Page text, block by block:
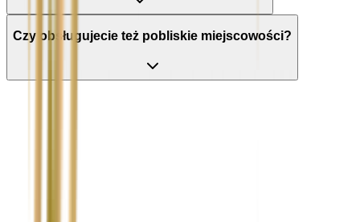
Czy obsługujecie też pobliskie miejscowości?